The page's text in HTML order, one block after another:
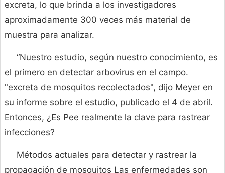
excreta, lo que brinda a los investigadores
aproximadamente 300 veces más material de
muestra para analizar.
“Nuestro estudio, según nuestro conocimiento, es
el primero en detectar arbovirus en el campo.
"excreta de mosquitos recolectados", dijo Meyer en
su informe sobre el estudio, publicado el 4 de abril.
Entonces, ¿Es Pee realmente la clave para rastrear
infecciones?
Métodos actuales para detectar y rastrear la
propagación de mosquitos Las enfermedades son